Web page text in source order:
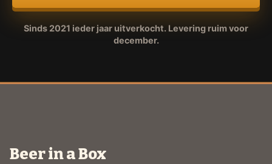
Sinds 2021 ieder jaar uitverkocht. Levering ruim voor
december.
Beer in a Box